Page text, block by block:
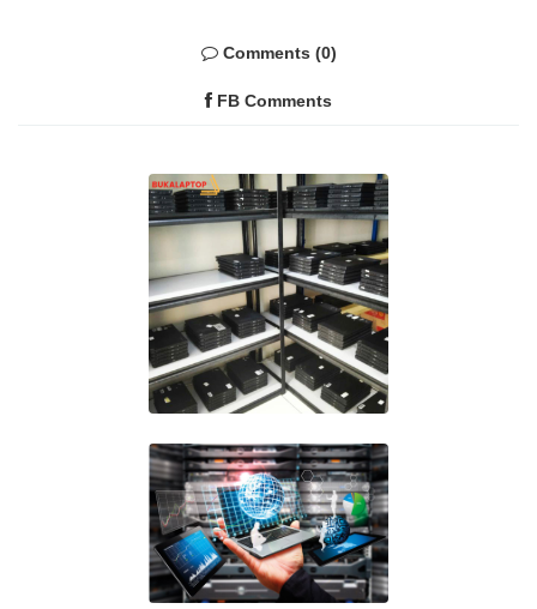
Comments (0)
FB Comments